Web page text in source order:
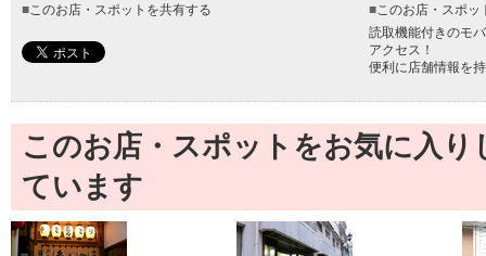
■このお店・スポットを共有する ■このお店・スポッ
読取機能付きのモ
アクセス！
便利に店舗情報を
このお店・スポットをお気に入
ています